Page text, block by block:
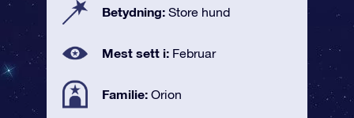
Betydning: Store hund
Mest sett i: Februar
Familie: Orion